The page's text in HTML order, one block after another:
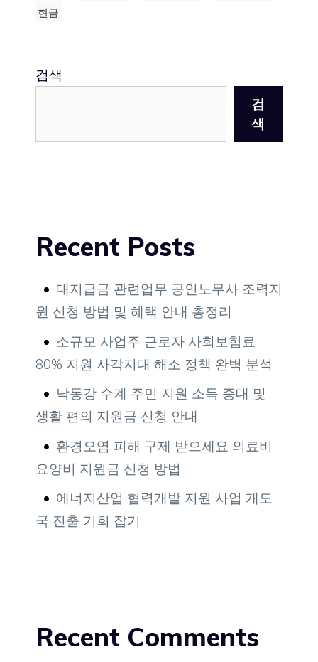
현금
검색
검
색
Recent Posts
대지급금 관련업무 공인노무사 조력지
원 신청 방법 및 혜택 안내 총정리
소규모 사업주 근로자 사회보험료
80% 지원 사각지대 해소 정책 완벽 분석
낙동강 수계 주민 지원 소득 증대 및
생활 편의 지원금 신청 안내
환경오염 피해 구제 받으세요 의료비
요양비 지원금 신청 방법
에너지산업 협력개발 지원 사업 개도
국 진출 기회 잡기
Recent Comments